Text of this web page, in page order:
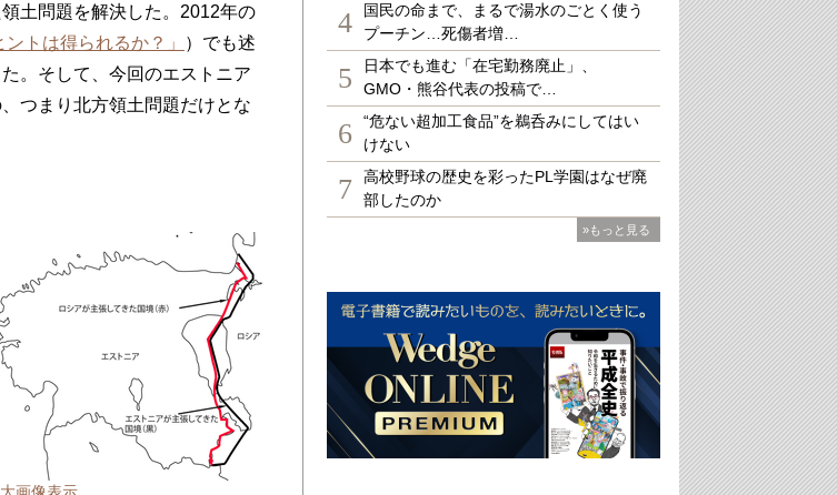
土問題を解決した。2012年の
トは得られるか？」
）でも述
。そして、今回のエストニア
つまり北方領土問題だけとな
4
国民の命まで、まるで湯水のごとく使う
プーチン…死傷者増…
5
日本でも進む「在宅勤務廃止」、
GMO・熊谷代表の投稿で…
6
“危ない超加工食品”を鵜呑みにしてはい
けない
7
高校野球の歴史を彩ったPL学園はなぜ廃
部したのか
»もっと見る